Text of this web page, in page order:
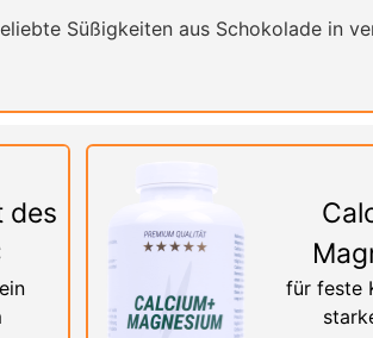
Süßigkeiten aus Schokolade in
des
für feste